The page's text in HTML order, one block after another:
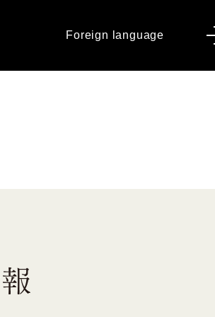
Foreign language